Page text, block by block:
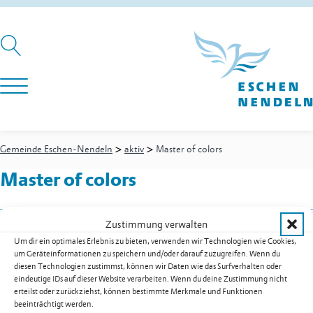
Zustimmung verwalten
Um dir ein optimales Erlebnis zu bieten, verwenden wir Technologien wie Cookies,
um Geräteinformationen zu speichern und/oder darauf zuzugreifen. Wenn du
diesen Technologien zustimmst, können wir Daten wie das Surfverhalten oder
eindeutige IDs auf dieser Website verarbeiten. Wenn du deine Zustimmung nicht
erteilst oder zurückziehst, können bestimmte Merkmale und Funktionen
beeinträchtigt werden.
Gemeinde Eschen-Nendeln > aktiv > Master of colors
Master of colors
Tattoo Studio by Nadja
Römerstrasse 3
9485Nendeln
Mobil+41 79 435 22 08
E-Mailtattoo@masterofcolors.li